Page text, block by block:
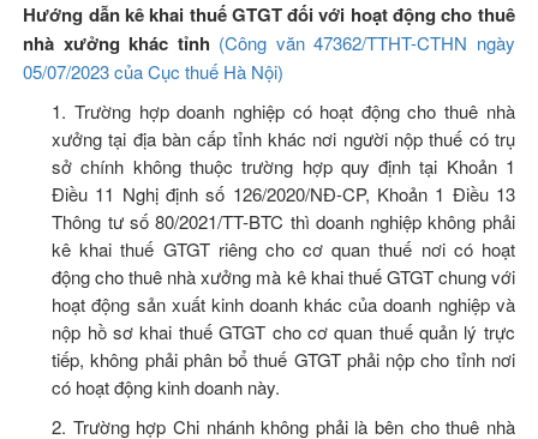
Hướng dẫn kê khai thuế GTGT đối với hoạt động cho thuê
nhà xưởng khác tỉnh (Công văn 47362/TTHT-CTHN ngày
05/07/2023 của Cục thuế Hà Nội)
1. Trường hợp doanh nghiệp có hoạt động cho thuê nhà
xưởng tại địa bàn cấp tỉnh khác nơi người nộp thuế có trụ
sở chính không thuộc trường hợp quy định tại Khoản 1
Điều 11 Nghị định số 126/2020/NĐ-CP, Khoản 1 Điều 13
Thông tư số 80/2021/TT-BTC thì doanh nghiệp không phải
kê khai thuế GTGT riêng cho cơ quan thuế nơi có hoạt
động cho thuê nhà xưởng mà kê khai thuế GTGT chung với
hoạt động sản xuất kinh doanh khác của doanh nghiệp và
nộp hồ sơ khai thuế GTGT cho cơ quan thuế quản lý trực
tiếp, không phải phân bổ thuế GTGT phải nộp cho tỉnh nơi
có hoạt động kinh doanh này.
2. Trường hợp Chi nhánh không phải là bên cho thuê nhà